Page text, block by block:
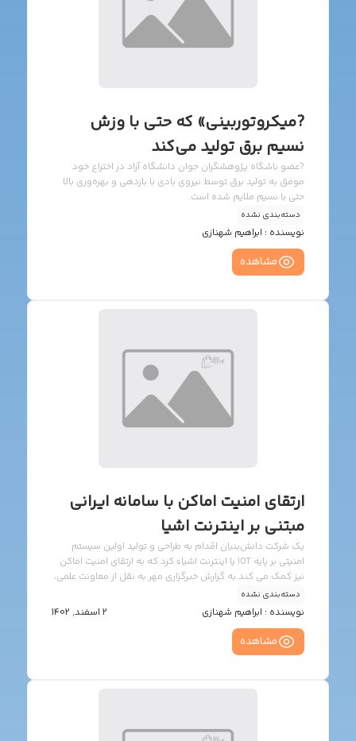
?️میکروتوربینی» که حتی با وزش
نسیم برق تولید می‌کند
?️عضو باشگاه پژوهشگران جوان دانشگاه آزاد در اختراع خود
موفق به تولید برق توسط نیروی بادی با بازدهی و بهره‌وری بالا
حتی با نسیم ملایم شده است.
دسته‌بندی نشده
نویسنده : ابراهیم شهنازی
مشاهده
ارتقای امنیت اماکن با سامانه ایرانی
مبتنی بر اینترنت اشیا
یک شرکت دانش‌بنیان اقدام به طراحی و تولید اولین سیستم
امنیتی بر پایه IOT یا اینترنت اشیاء کرد که به ارتقای امنیت اماکن
نیز کمک می کند.به گزارش خبرگزاری مهر به نقل از معاونت علمی،
فناوری و اقتصاد دانش‌بنیان ریاست جمهوری، با اشاره به تولید
سامانه‌های سخت‌افزاری امنیتی مبتنی بر فناوری‌ اینترنت اشیا
عنوان کرد: فعالیت اصلی این شرکت طراحی و ساخت تجهیزات
مبتنی بر اینترنت اشیاء است. بر اساس بررسی‌های متخصصان
شرکت، سیستم‌های امنیتی موجود در بازار با طراحی‌های قدیمی و
دسته‌بندی نشده
نویسنده : ابراهیم شهنازی 2 اسفند, 1402
مشاهده